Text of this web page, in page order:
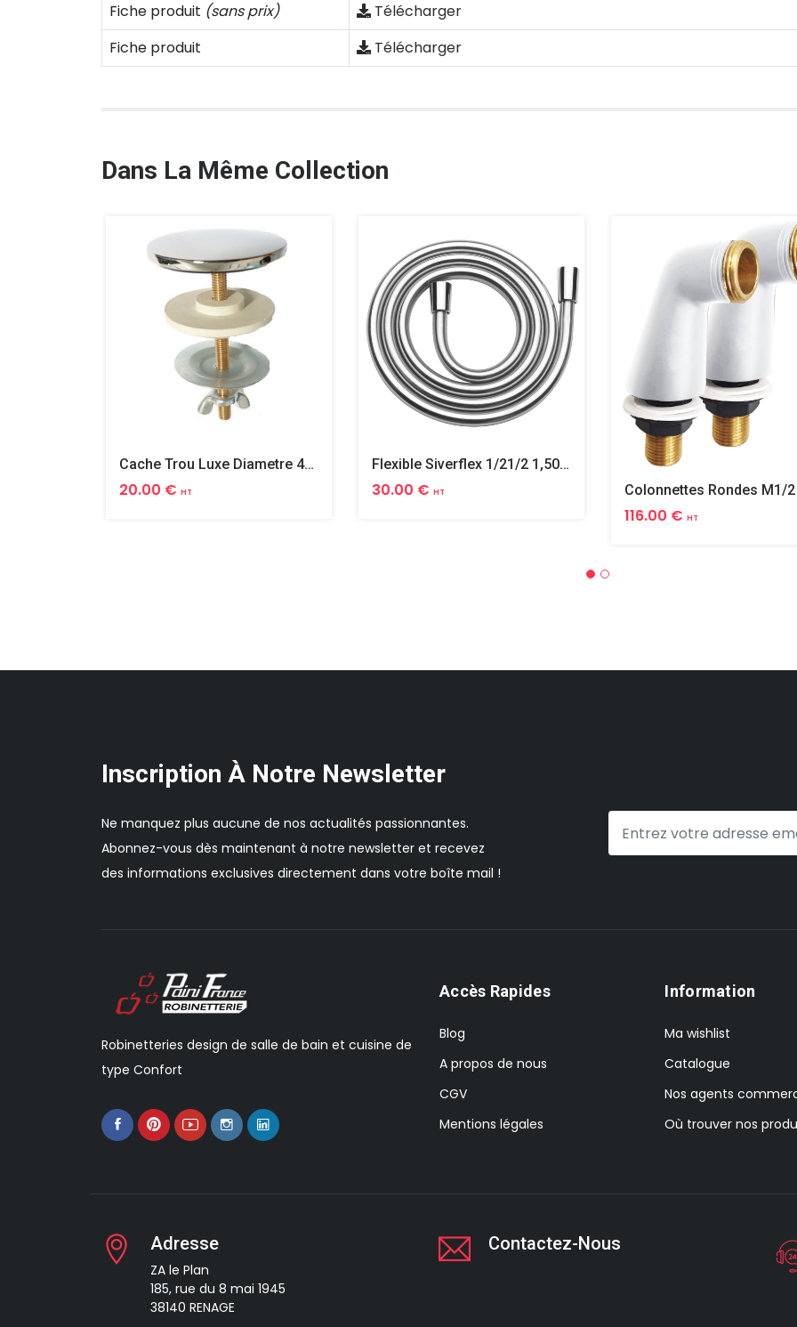
Fiche produit (sans prix)
Télécharger
Fiche produit
Télécharger
Dans La Même Collection
Cache Trou Luxe Diametre 40 Laiton
20.00 € HT
Flexible Siverflex 1/21/2 1,50m Tournant
30.00 € HT
116.00 € HT
Inscription À Notre Newsletter
Ne manquez plus aucune de nos actualités passionnantes.
Abonnez-vous dès maintenant à notre newsletter et recevez
des informations exclusives directement dans votre boîte mail !
Robinetteries design de salle de bain et cuisine de
type Confort
Accès Rapides
Blog
A propos de nous
CGV
Mentions légales
Information
Ma wishlist
Catalogue
Nos agents
Où trouver nos
Adresse
ZA le Plan
185, rue du 8 mai 1945
38140 RENAGE
Contactez-Nous